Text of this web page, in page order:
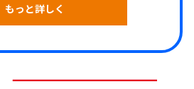
もっと詳しく